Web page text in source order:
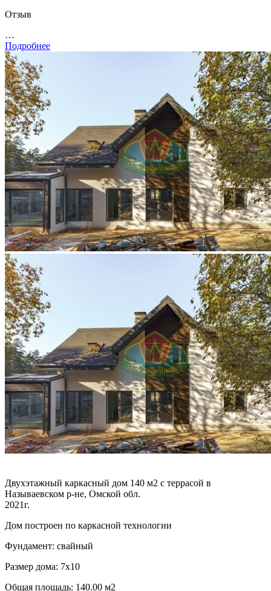
Отзыв
…
Подробнее
Двухэтажный каркасный дом 140 м2 с террасой в
Называевском р-не, Омской обл.
2021г.
Дом построен по каркасной технологии
Фундамент: свайный
Размер дома: 7х10
Общая площадь: 140.00 м2